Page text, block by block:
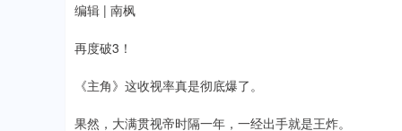
编辑 | 南枫
再度破3！
《主角》这收视率真是彻底爆了。
果然，大满贯视帝时隔一年，一经出手就是王炸。